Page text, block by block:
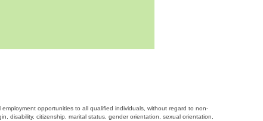
opportunities to all qualified individuals, without regard to non-
disability, citizenship, marital status, gender orientation, sexual orientation,